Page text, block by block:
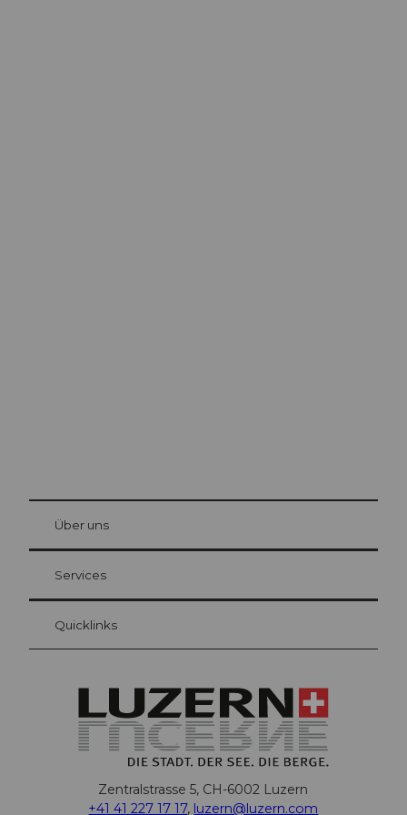
Gästekarte Luzern
Ihre Vorteile als Übernachtungsgast
at Bre
Über uns
Services
Quicklinks
Zentralstrasse 5, CH-6002 Luzern
+41 41 227 17 17, luzern@luzern.com